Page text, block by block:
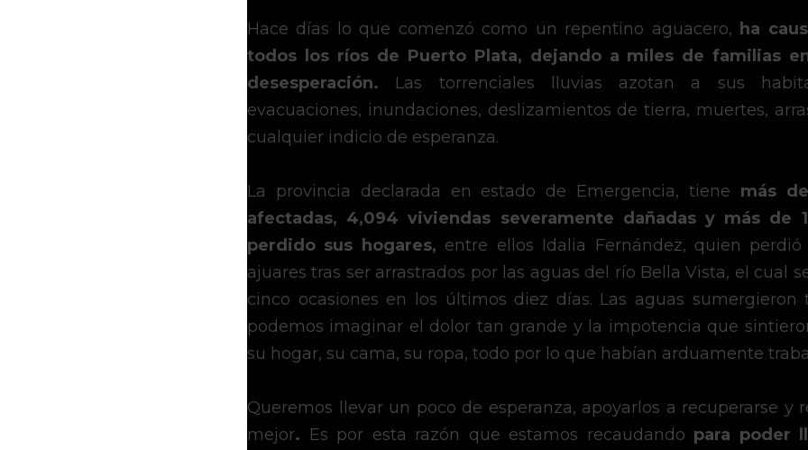
Hace días lo que comenzó como un repentino aguacero, ha
todos los ríos de Puerto Plata, dejando a miles de familias
desesperación. Las torrenciales lluvias azotan a sus
evacuaciones, inundaciones, deslizamientos de tierra, muertes,
cualquier indicio de esperanza.
La provincia declarada en estado de Emergencia, tiene más de
afectadas, 4,094 viviendas severamente dañadas y más de
perdido sus hogares, entre ellos Idalia Fernández, quien
ajuares tras ser arrastrados por las aguas del río Bella Vista, el cual
cinco ocasiones en los últimos diez días. Las aguas sumergieron
podemos imaginar el dolor tan grande y la impotencia que
su hogar, su cama, su ropa, todo por lo que habían arduamente
Queremos llevar un poco de esperanza, apoyarlos a recuperarse y
mejor. Es por esta razón que estamos recaudando para poder